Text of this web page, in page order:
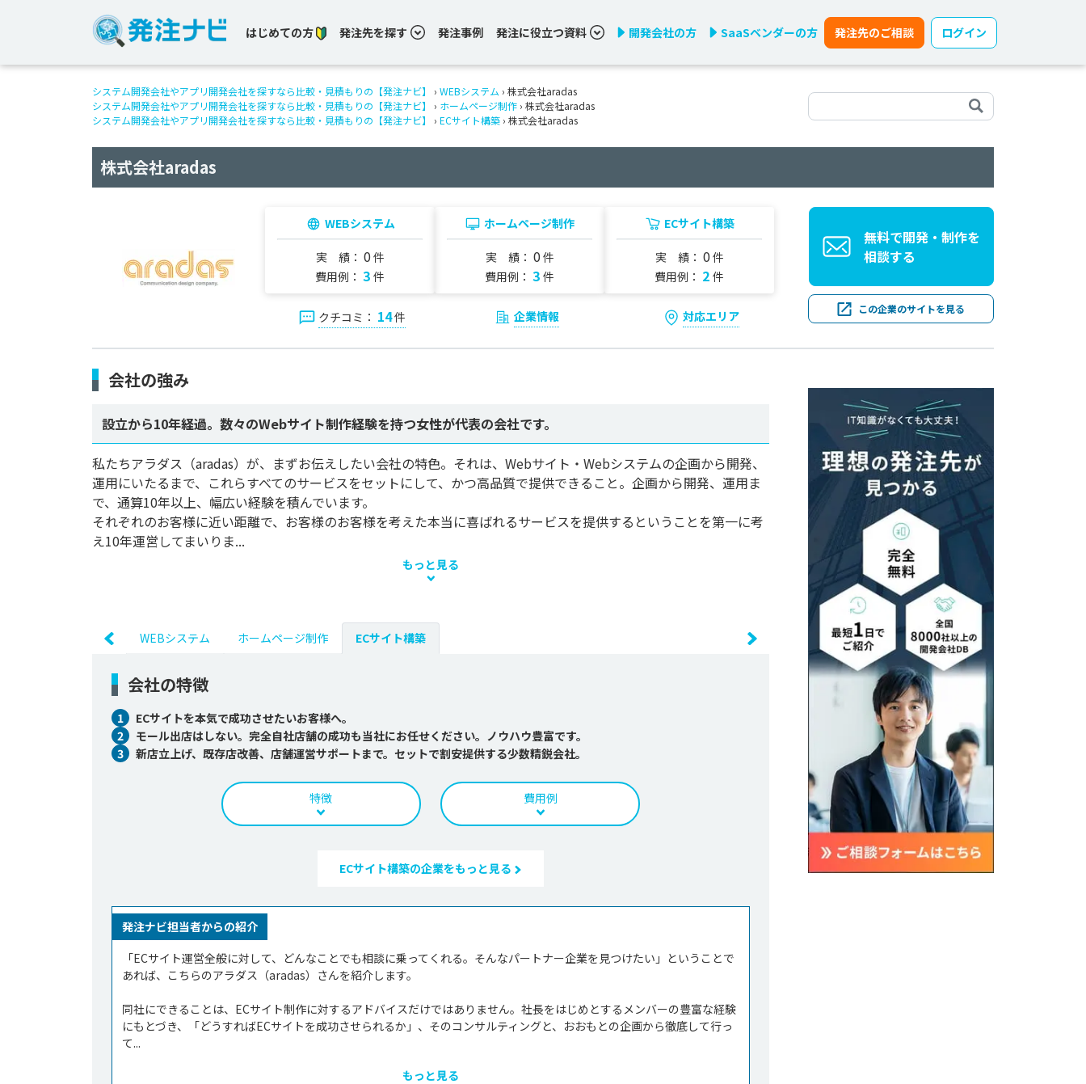
はじめての方 発注先を探す 発注事例 発注に役立つ資料 開発会社の方 SaaSベンダーの方 発注先のご相談 ログイン
システム開発会社やアプリ開発会社を探すなら比較・見積もりの【発注ナビ】 › WEBシステム › 株式会社aradas
システム開発会社やアプリ開発会社を探すなら比較・見積もりの【発注ナビ】
› ホームページ制作 › 株式会社aradas
システム開発会社やアプリ開発会社を探すなら比較・見積もりの【発注ナビ】
› ECサイト構築 › 株式会社aradas
株式会社aradas
WEBシステム
実 績： 0 件
費用例： 3 件
ホームページ制作
実 績： 0 件
費用例： 3 件
ECサイト構築
実 績： 0 件
費用例： 2 件
クチコミ： 14件 企業情報 対応エリア
無料で開発・制作を
相談する
この企業のサイトを見る
会社の強み
設立から10年経過。数々のWebサイト制作経験を持つ女性が代表の会社です。
私たちアラダス（aradas）が、まずお伝えしたい会社の特色。それは、Webサイト・Webシステムの企画から開発、
運用にいたるまで、これらすべてのサービスをセットにして、かつ高品質で提供できること。企画から開発、運用ま
で、通算10年以上、幅広い経験を積んでいます。
それぞれのお客様に近い距離で、お客様のお客様を考えた本当に喜ばれるサービスを提供するということを第一に考
え10年運営してまいりま...
もっと見る
WEBシステム ホームページ制作 ECサイト構築
会社の特徴
1
ECサイトを本気で成功させたいお客様へ。
2
モール出店はしない。完全自社店舗の成功も当社にお任せください。ノウハウ豊富です。
3
新店立上げ、既存店改善、店舗運営サポートまで。セットで割安提供する少数精鋭会社。
特徴 費用例
ECサイト構築の企業をもっと見る
発注ナビ担当者からの紹介
「ECサイト運営全般に対して、どんなことでも相談に乗ってくれる。そんなパートナー企業を見つけたい」ということで
あれば、こちらのアラダス（aradas）さんを紹介します。
同社にできることは、ECサイト制作に対するアドバイスだけではありません。社長をはじめとするメンバーの豊富な経験
にもとづき、「どうすればECサイトを成功させられるか」、そのコンサルティングと、おおもとの企画から徹底して行っ
て...
もっと見る